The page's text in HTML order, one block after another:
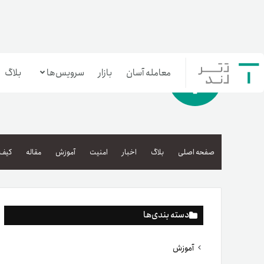
معامله آسان بازار سرویس‌ها
بازار تترلند
سرمایه‌گذاری آسان
بلاگ
صفحه اصلی بلاگ اخبار امنیت آموزش مقاله
دسته بندی‌ها
آموزش